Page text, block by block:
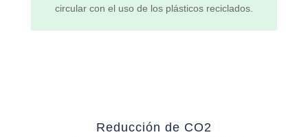
circular con el uso de los plásticos reciclados.
Reducción de CO2